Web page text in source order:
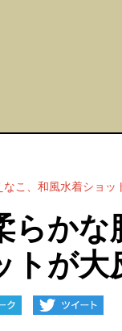
なこ、和風水着ショッ
らか
トが大